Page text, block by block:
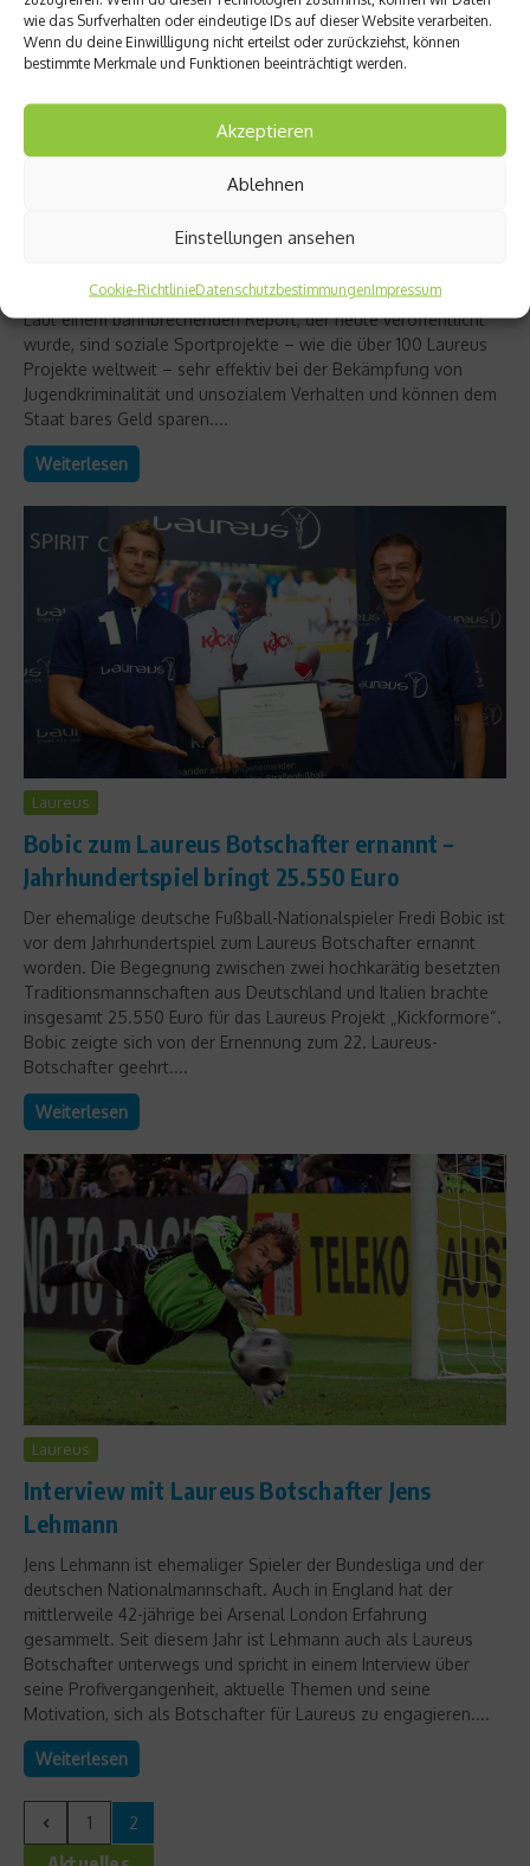
wie das Surfverhalten oder eindeutige IDs auf dieser Website verarbeiten.
Wenn du deine Einwillligung nicht erteilst oder zurückziehst, können
bestimmte Merkmale und Funktionen beeinträchtigt werden.
Akzeptieren
Ablehnen
Einstellungen ansehen
Cookie-RichtlinieDatenschutzbestimmungenImpressum
Studie zeigt: Laureus Projekte senken
Jugendkriminalität und sparen Geld
Laut einem bahnbrechenden Report, der heute veröffentlicht
wurde, sind soziale Sportprojekte – wie die über 100 Laureus
Projekte weltweit – sehr effektiv bei der Bekämpfung von
Jugendkriminalität und unsozialem Verhalten und können dem
Staat bares Geld sparen....
Weiterlesen
Laureus
Bobic zum Laureus Botschafter ernannt –
Jahrhundertspiel bringt 25.550 Euro
Der ehemalige deutsche Fußball-Nationalspieler Fredi Bobic ist
vor dem Jahrhundertspiel zum Laureus Botschafter ernannt
worden. Die Begegnung zwischen zwei hochkarätig besetzten
Traditionsmannschaften aus Deutschland und Italien brachte
insgesamt 25.550 Euro für das Laureus Projekt „Kickformore“.
Bobic zeigte sich von der Ernennung zum 22. Laureus-
Botschafter geehrt....
Weiterlesen
Laureus
Interview mit Laureus Botschafter Jens
Lehmann
Jens Lehmann ist ehemaliger Spieler der Bundesliga und der
deutschen Nationalmannschaft. Auch in England hat der
mittlerweile 42-jährige bei Arsenal London Erfahrung
gesammelt. Seit diesem Jahr ist Lehmann auch als Laureus
Botschafter unterwegs und spricht in einem Interview über
seine Profivergangenheit, aktuelle Themen und seine
Motivation, sich als Botschafter für Laureus zu engagieren....
Weiterlesen
1 2